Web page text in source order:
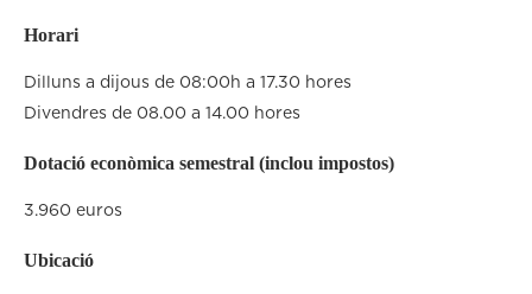
Horari
Dilluns a dijous de 08:00h a 17.30 hores
Divendres de 08.00 a 14.00 hores
Dotació econòmica semestral (inclou impostos)
3.960 euros
Ubicació